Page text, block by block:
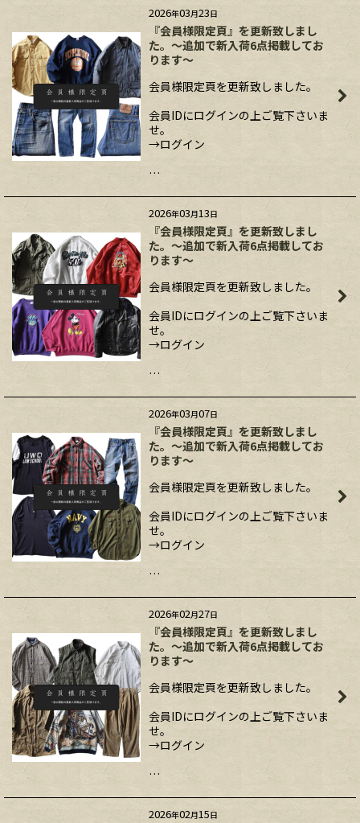
2026年03月23日
『会員様限定頁』を更新致しまし
た。～追加で新入荷6点掲載してお
ります～
会員様限定頁を更新致しました。
会員IDにログインの上ご覧下さいま
せ。
→ログイン
…
2026年03月13日
『会員様限定頁』を更新致しまし
た。～追加で新入荷6点掲載してお
ります～
会員様限定頁を更新致しました。
会員IDにログインの上ご覧下さいま
せ。
→ログイン
…
2026年03月07日
『会員様限定頁』を更新致しまし
た。～追加で新入荷6点掲載してお
ります～
会員様限定頁を更新致しました。
会員IDにログインの上ご覧下さいま
せ。
→ログイン
…
2026年02月27日
『会員様限定頁』を更新致しまし
た。～追加で新入荷6点掲載してお
ります～
会員様限定頁を更新致しました。
会員IDにログインの上ご覧下さいま
せ。
→ログイン
…
2026年02月15日